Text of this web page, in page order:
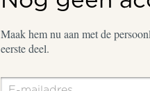
Maak hem nu aan met de
eerste deel.